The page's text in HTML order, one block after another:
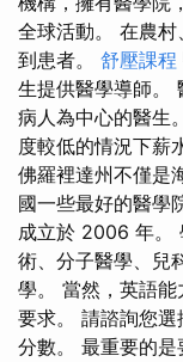
全球活動。 在農
到患者。 舒壓課程
生提供醫學導師。
病人為中心的醫生
度較低的情況下薪
佛羅裡達州不僅是
國一些最好的醫學
成立於 2006 年。
術、分子醫學、兒
學。 當然，英語
要求。 請諮詢您
分數。 最重要的